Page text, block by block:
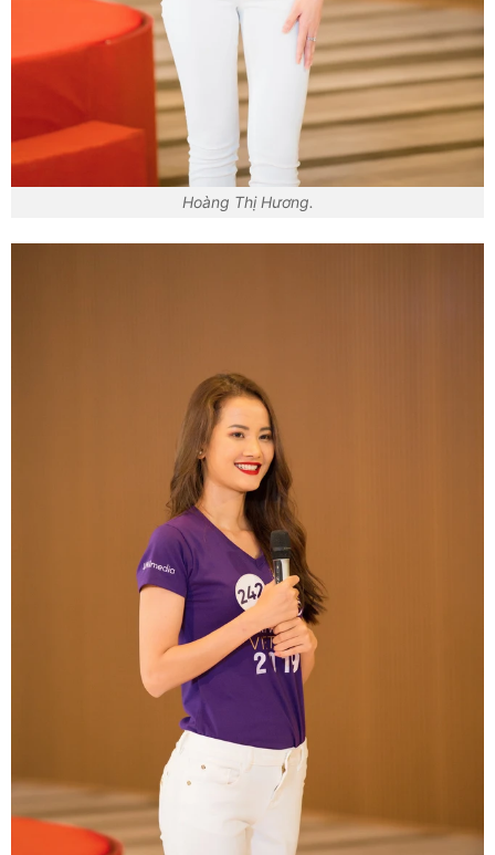
Hoàng Thị Hương.